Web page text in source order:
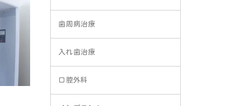
歯周病治療
入れ歯治療
口腔外科